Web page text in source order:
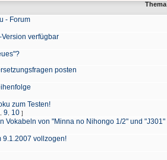
Thema
- Forum
verfügbar
posten
zum Testen!
9 10 ]
Vokabeln von "Minna no Nihongo 1/2" und "J301"
9.1.2007 vollzogen!